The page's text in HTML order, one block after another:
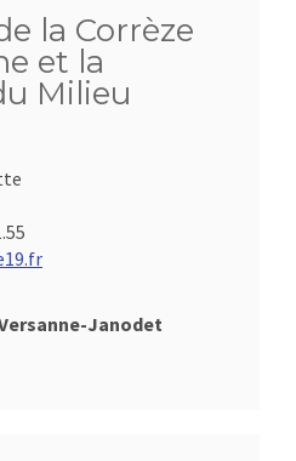
la Corrèze
et la
Milieu
Janodet